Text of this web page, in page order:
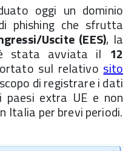
oggi un dominio
phishing che sfrutta
Uscite (EES), la
stata avviata il 12
sul relativo sito
di registrare i dati
paesi extra UE e non
Italia per brevi periodi.